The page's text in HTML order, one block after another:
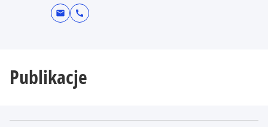
mail call
Publikacje